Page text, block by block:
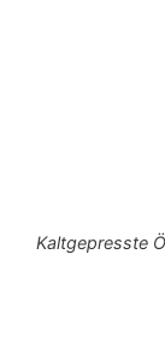
Kaltgepresste